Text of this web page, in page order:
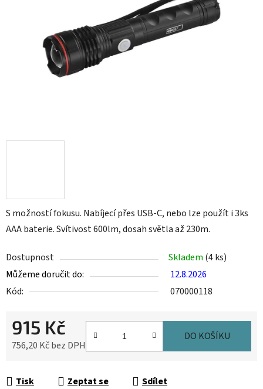
S možností fokusu. Nabíjecí přes USB-C, nebo lze použít i 3ks
AAA baterie. Svítivost 600lm, dosah světla až 230m.
Dostupnost Skladem (4 ks)
Můžeme doručit do:
12.8.2026
Kód:
070000118
915 Kč
756,20 Kč bez DPH
DO KOŠÍKU
Tisk Zeptat se Sdílet